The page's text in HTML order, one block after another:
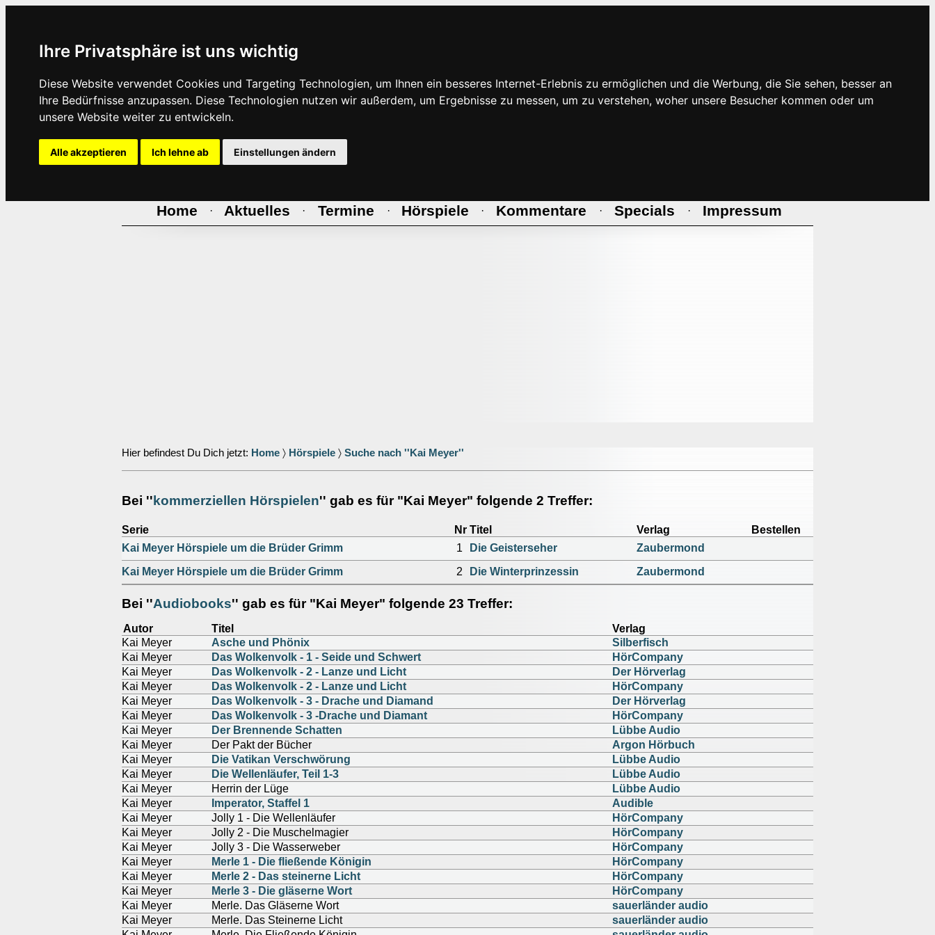
Ihre Privatsphäre ist uns wichtig
Diese Website verwendet Cookies und Targeting Technologien, um Ihnen ein besseres Internet-Erlebnis zu ermöglichen und die Werbung, die Sie sehen, besser an
Ihre Bedürfnisse anzupassen. Diese Technologien nutzen wir außerdem, um Ergebnisse zu messen, um zu verstehen, woher unsere Besucher kommen oder um
unsere Website weiter zu entwickeln.
Alle akzeptieren Ich lehne ab Einstellungen ändern
Home · Aktuelles · Termine · Hörspiele · Kommentare · Specials · Impressum
Hier befindest Du Dich jetzt: Home 〉 Hörspiele 〉 Suche nach ''Kai Meyer''
Bei '' kommerziellen Hörspielen'' gab es für "Kai Meyer" folgende 2 Treffer:
Serie Nr Titel Verlag
Bestellen
Kai Meyer Hörspiele um die Brüder Grimm
1 Die Geisterseher
Zaubermond
Kai Meyer Hörspiele um die Brüder Grimm
2 Die Winterprinzessin Zaubermond
Bei ''Audiobooks'' gab es für "Kai Meyer" folgende 23 Treffer:
Autor Titel
Verlag
Kai Meyer
Asche und Phönix
Silberfisch
Kai Meyer
Das Wolkenvolk - 1 - Seide und Schwert
HörCompany
Kai Meyer
Das Wolkenvolk - 2 - Lanze und Licht
Der Hörverlag
Kai Meyer
Das Wolkenvolk - 2 - Lanze und Licht
HörCompany
Kai Meyer
Das Wolkenvolk - 3 - Drache und Diamand
Der Hörverlag
Kai Meyer
Das Wolkenvolk - 3 -Drache und Diamant
HörCompany
Kai Meyer
Der Brennende Schatten
Lübbe Audio
Kai Meyer
Der Pakt der Bücher
Argon Hörbuch
Kai Meyer
Die Vatikan Verschwörung
Lübbe Audio
Kai Meyer
Die Wellenläufer, Teil 1-3
Lübbe Audio
Kai Meyer
Herrin der Lüge
Lübbe Audio
Kai Meyer
Imperator, Staffel 1
Audible
Kai Meyer
Jolly 1 - Die Wellenläufer
HörCompany
Kai Meyer
Jolly 2 - Die Muschelmagier
HörCompany
Kai Meyer
Jolly 3 - Die Wasserweber
HörCompany
Kai Meyer
Merle 1 - Die fließende Königin
HörCompany
Kai Meyer
Merle 2 - Das steinerne Licht
HörCompany
Kai Meyer
Merle 3 - Die gläserne Wort
HörCompany
Kai Meyer
Merle. Das Gläserne Wort
sauerländer audio
Kai Meyer
Merle. Das Steinerne Licht
sauerländer audio